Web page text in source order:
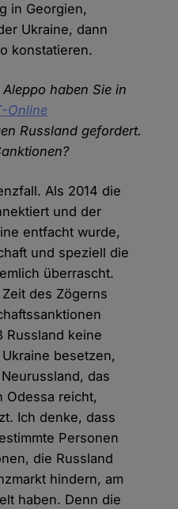
in Georgien,
Ukraine, dann
konstatieren.
haben Sie in
Online
Russland gefordert.
Als 2014 die
und der
entfacht wurde,
und speziell die
überrascht.
des Zögerns
Russland keine
besetzen,
das
Odessa reicht,
Ich denke, dass
Personen
die Russland
hindern, am
haben. Denn die